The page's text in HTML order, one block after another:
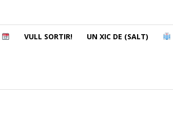
VULL SORTIR! UN XIC DE (SALT)